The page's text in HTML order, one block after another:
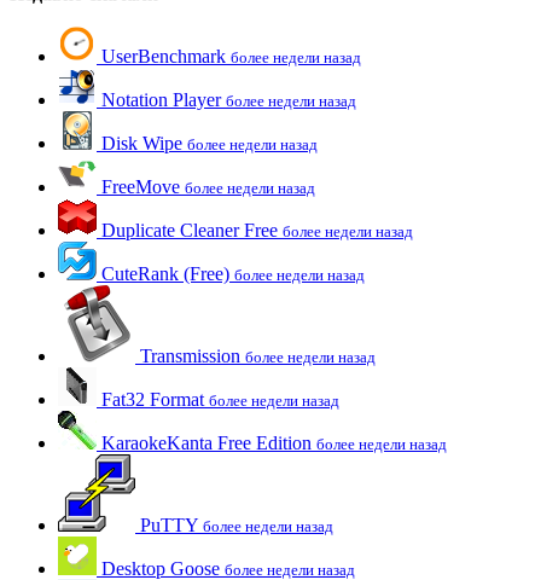
UserBenchmark более недели назад
Notation Player более недели назад
Disk Wipe более недели назад
FreeMove более недели назад
Duplicate Cleaner Free более недели назад
CuteRank (Free) более недели назад
Transmission более недели назад
Fat32 Format более недели назад
KaraokeKanta Free Edition более недели назад
PuTTY более недели назад
Desktop Goose более недели назад